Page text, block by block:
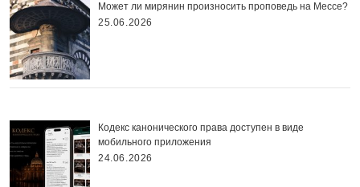
Может ли мирянин произносить проповедь на Мессе?
25.06.2026
Кодекс канонического права доступен в виде
мобильного приложения
24.06.2026